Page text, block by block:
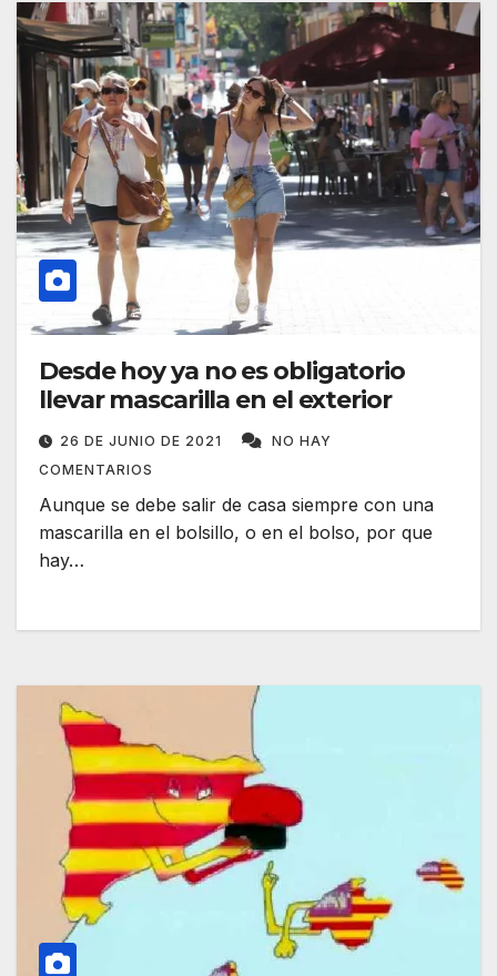
Desde hoy ya no es obligatorio
llevar mascarilla en el exterior
26 DE JUNIO DE 2021
NO HAY
COMENTARIOS
Aunque se debe salir de casa siempre con una
mascarilla en el bolsillo, o en el bolso, por que
hay…